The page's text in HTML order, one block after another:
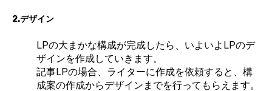
2.デザイン
LPの大まかな構成が完成したら、いよいよLPのデ
ザインを作成していきます。
記事LPの場合、ライターに作成を依頼すると、構
成案の作成からデザインまでを行ってもらえます。